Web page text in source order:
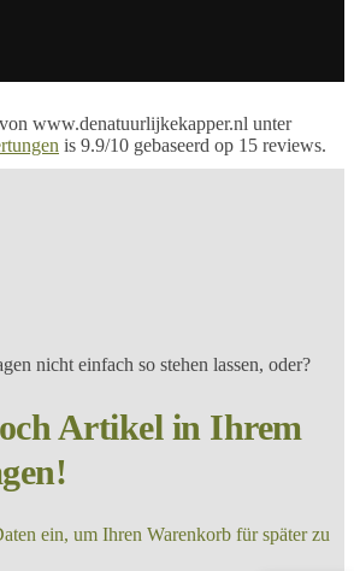
www.denatuurlijkekapper.nl unter
is 9.9/10 gebaseerd op 15 reviews.
Artikel in Ihrem
ein, um Ihren Warenkorb für später zu